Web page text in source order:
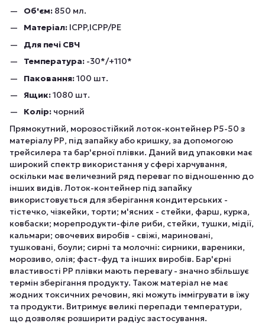
Об'єм: 850 мл.
Матеріал: ICPP,ICPP/PE
Для печі СВЧ
Температура: -30*/+110*
Паковання:100 шт.
Ящик:1080 шт.
Колір: чорний
Прямокутний, морозостійкий лоток-контейнер Р5-50 з
матеріалу РР, під запайку або кришку, за допомогою
трейсилера та бар'єрної плівки. Даний вид упаковки має
широкий спектр використання у сфері харчування,
оскільки має величезний ряд переваг по відношенню до
інших видів. Лоток-контейнер під запайку
використовується для зберігання кондитерських -
тістечко, чізкейки, торти; м'ясних - стейки, фарш, курка,
ковбаски; морепродукти-філе риби, стейки, тушки, мідії,
кальмари; овочевих виробів - свіжі, мариновані,
тушковані, боули; сирні та молочні: сирники, вареники,
морозиво, олія; фаст-фуд та інших виробів. Бар'єрні
властивості РР плівки мають перевагу - значно збільшує
термін зберігання продукту. Також матеріал не має
жодних токсичних речовин, які можуть іммігрувати в їжу
та продукти. Витримує великі перепади температури,
що дозволяє розширити радіус застосування.